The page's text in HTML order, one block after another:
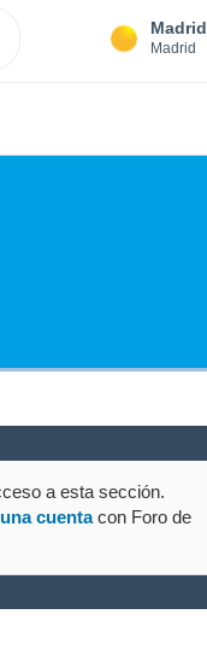
Madrid
Madrid
a esta sección.
cuentacon Foro de